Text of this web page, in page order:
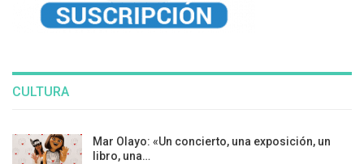
CULTURA
Mar Olayo: «Un concierto, una exposición, un
libro, una…